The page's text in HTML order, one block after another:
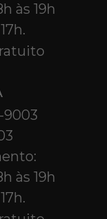
às 19h
9003
às 19h